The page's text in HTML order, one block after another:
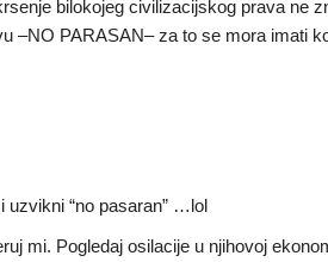
bilokojeg civilizacijskog prava ne
–NO PARASAN– za to se mora imati
uzvikni “no pasaran” …lol
mi. Pogledaj osilacije u njihovoj